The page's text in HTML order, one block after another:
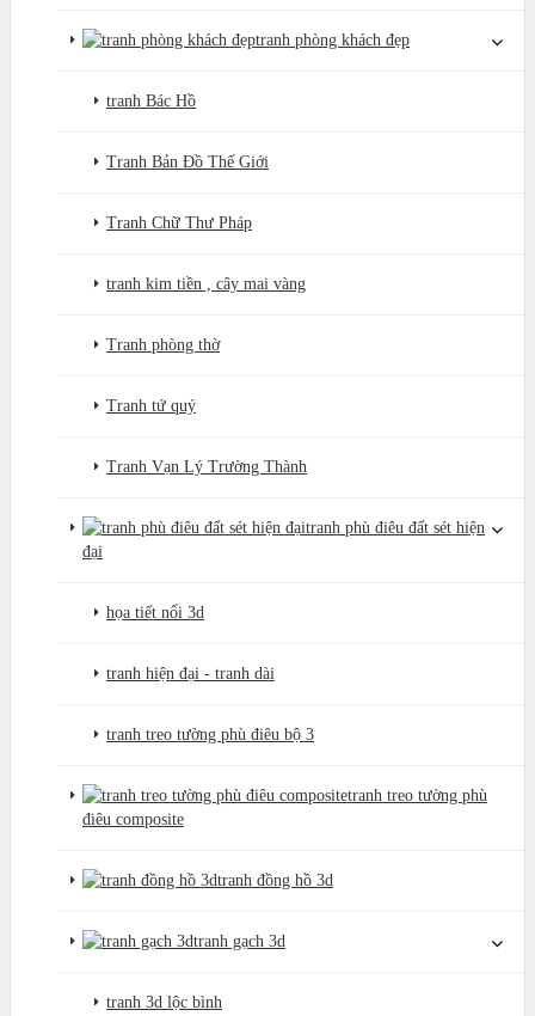
tranh phòng khách đẹp
tranh Bác Hồ
Tranh Bản Đồ Thế Giới
Tranh Chữ Thư Pháp
tranh kim tiền , cây mai vàng
Tranh phòng thờ
Tranh tứ quý
Tranh Vạn Lý Trường Thành
tranh phù điêu đất sét hiện
đại
họa tiết nổi 3d
tranh hiện đại - tranh dài
tranh treo tường phù điêu bộ 3
tranh treo tường phù
điêu composite
tranh đồng hồ 3d
tranh gạch 3d
tranh 3d lộc bình